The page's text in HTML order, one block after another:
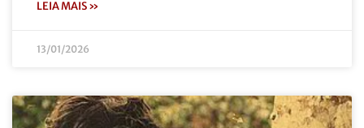
LEIA MAIS »
13/01/2026